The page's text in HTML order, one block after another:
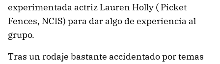
experimentada actriz Lauren Holly ( Picket
Fences, NCIS) para dar algo de experiencia al
grupo.
Tras un rodaje bastante accidentado por temas